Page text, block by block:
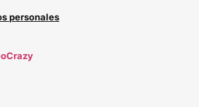
personales